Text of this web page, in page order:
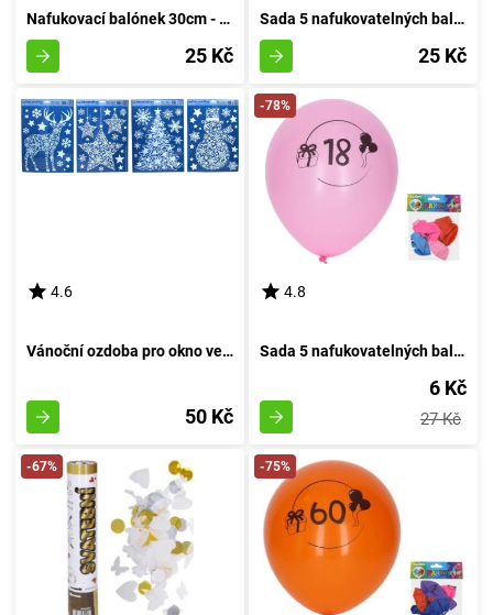
Nafukovací balónek 30cm - sada 5 kusů, s pořadovým číslem 4
25 Kč
Sada 5 nafukovatelných balónků o průměru 30 cm - číslo dva
25 Kč
4.6
Vánoční ozdoba pro okno velikosti 41x29 cm
50 Kč
-78%
4.8
Sada 5 nafukovatelných balónků o průměru 30 cm, s motivem číslo 18
6 Kč
27 Kč
-67% -75%